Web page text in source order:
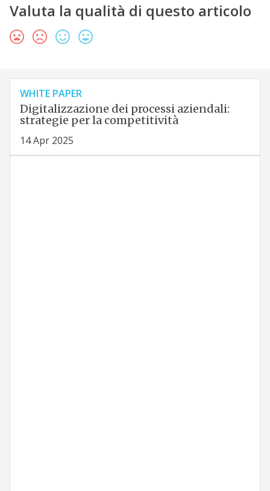
Valuta la qualità di questo articolo
WHITE PAPER
Digitalizzazione dei processi aziendali:
strategie per la competitività
14 Apr 2025